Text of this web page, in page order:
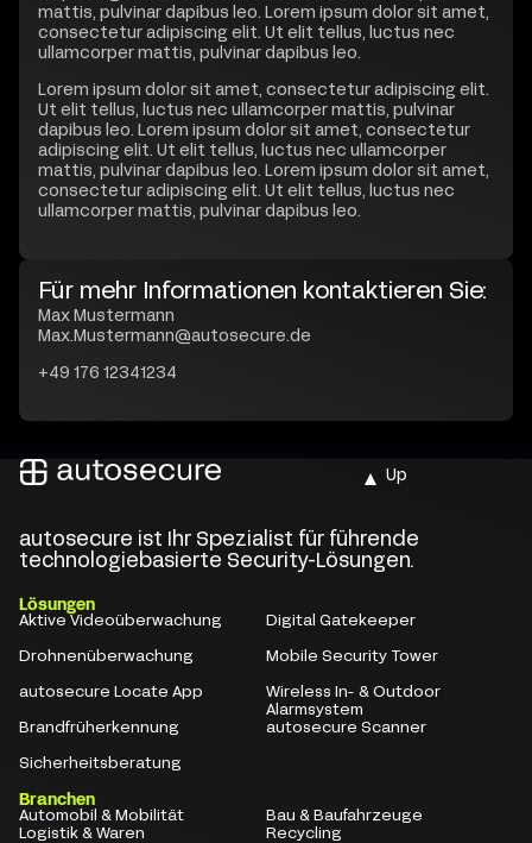
mattis, pulvinar dapibus leo. Lorem ipsum dolor sit amet,
consectetur adipiscing elit. Ut elit tellus, luctus nec
ullamcorper mattis, pulvinar dapibus leo.
Lorem ipsum dolor sit amet, consectetur adipiscing elit.
Ut elit tellus, luctus nec ullamcorper mattis, pulvinar
dapibus leo. Lorem ipsum dolor sit amet, consectetur
adipiscing elit. Ut elit tellus, luctus nec ullamcorper
mattis, pulvinar dapibus leo. Lorem ipsum dolor sit amet,
consectetur adipiscing elit. Ut elit tellus, luctus nec
ullamcorper mattis, pulvinar dapibus leo.
Für mehr Informationen kontaktieren Sie:
Max Mustermann
Max.Mustermann@autosecure.de
+49 176 12341234
Up
autosecure ist Ihr Spezialist für führende
technologiebasierte Security-Lösungen.
Lösungen
Aktive Videoüberwachung Digital Gatekeeper
Drohnenüberwachung Mobile Security Tower
autosecure Locate App
Wireless In- & Outdoor
Alarmsystem
Brandfrüherkennung
autosecure Scanner
Sicherheitsberatung
Branchen
Automobil & Mobilität
Bau & Baufahrzeuge
Logistik & Waren
Recycling